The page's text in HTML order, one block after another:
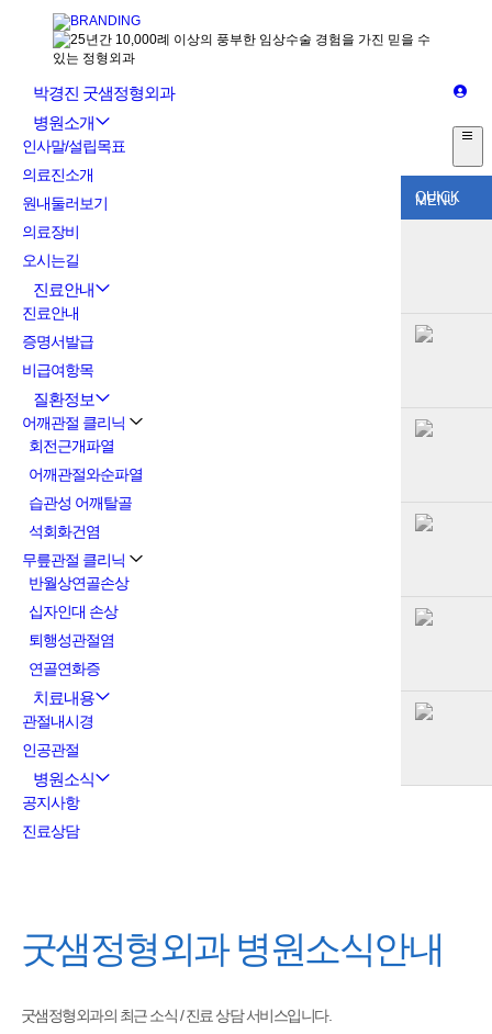
QUICK
MENU
박경진 굿샘정형외과
병원소개
인사말/설립목표
의료진소개
원내둘러보기
의료장비
오시는길
진료안내
진료안내
증명서발급
비급여항목
질환정보
어깨관절 클리닉
회전근개파열
어깨관절와순파열
습관성 어깨탈골
석회화건염
무릎관절 클리닉
반월상연골손상
십자인대 손상
퇴행성관절염
연골연화증
치료내용
관절내시경
인공관절
병원소식
공지사항
진료상담
굿샘정형외과병원소식안내
굿샘정형외과의 최근 소식 / 진료 상담 서비스입니다.